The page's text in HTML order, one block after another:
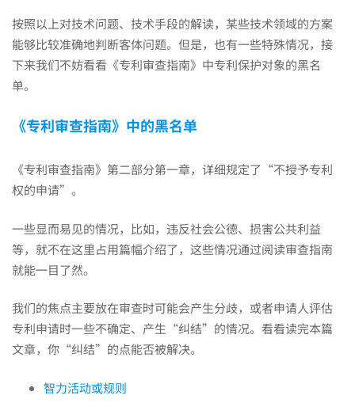
按照以上对技术问题、技术手段的解读，某些技术领域的方案
能够比较准确地判断客体问题。但是，也有一些特殊情况，接
下来我们不妨看看《专利审查指南》中专利保护对象的黑名
单。
《专利审查指南》中的黑名单
《专利审查指南》第二部分第一章，详细规定了“不授予专利
权的申请”。
一些显而易见的情况，比如，违反社会公德、损害公共利益
等，就不在这里占用篇幅介绍了，这些情况通过阅读审查指南
就能一目了然。
我们的焦点主要放在审查时可能会产生分歧，或者申请人评估
专利申请时一些不确定、产生“纠结”的情况。看看读完本篇
文章，你“纠结”的点能否被解决。
智力活动或规则